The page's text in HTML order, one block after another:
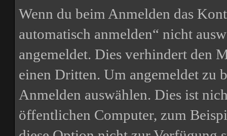
Wenn du beim Anmelden das
automatisch anmelden“ nicht
angemeldet. Dies verhindert den
einen Dritten. Um angemeldet zu
Anmelden auswählen. Dies ist
öffentlichen Computer, zum